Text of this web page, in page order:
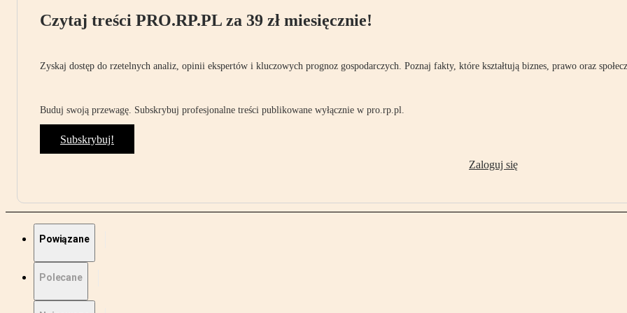
Czytaj treści PRO.RP.PL za 39 zł miesięcznie!
Zyskaj dostęp do rzetelnych analiz, opinii ekspertów i kluczowych prognoz gospodarczych. Poznaj fakty, które kształtują biznes, prawo oraz
Buduj swoją przewagę. Subskrybuj profesjonalne treści publikowane wyłącznie w pro.rp.pl.
Subskrybuj!
Zaloguj się
Powiązane
Polecane